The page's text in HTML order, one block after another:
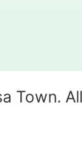
Town.